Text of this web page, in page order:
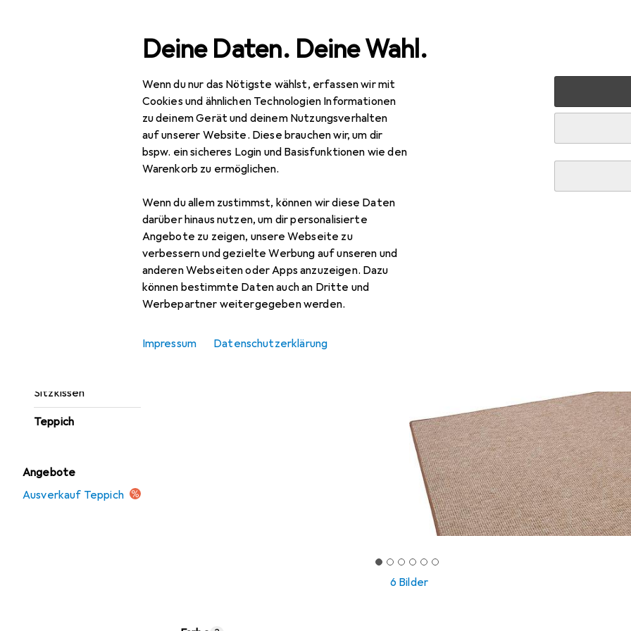
Deine Daten. Deine Wahl.
Wenn du nur das Nötigste wählst, erfassen wir mit
Cookies und ähnlichen Technologien Informationen
zu deinem Gerät und deinem Nutzungsverhalten
auf unserer Website. Diese brauchen wir, um dir
bspw. ein sicheres Login und Basisfunktionen wie den
Warenkorb zu ermöglichen.
Wenn du allem zustimmst, können wir diese Daten
darüber hinaus nutzen, um dir personalisierte
Angebote zu zeigen, unsere Webseite zu
verbessern und gezielte Werbung auf unseren und
anderen Webseiten oder Apps anzuzeigen. Dazu
können bestimmte Daten auch an Dritte und
Werbepartner weitergegeben werden.
Impressum Datenschutzerklärung
Navigation nach Kategorien
Sitzkissen
Teppich
Angebote
Ausverkauf Teppich
Gesamtsortiment Wohnen Heimtextilien
6 Bilder